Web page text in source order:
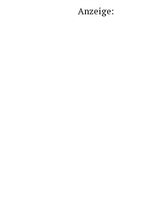
Anzei­ge: